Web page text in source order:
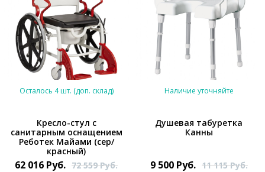
*}
Осталось 4 шт. (доп. склад)
Кресло-стул с
санитарным оснащением
Реботек Майами (сер/
красный)
62 016 Руб. 72 559Руб.
Наличие уточняйте
Душевая табуретка
Канны
9 500 Руб. 11 115Руб.